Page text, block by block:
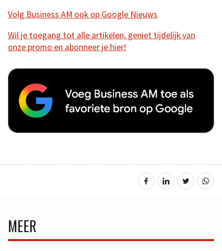
Volg Business AM ook op Google Nieuws
Wil je toegang tot alle artikelen, geniet tijdelijk van
onze promo en abonneer je hier!
MEER